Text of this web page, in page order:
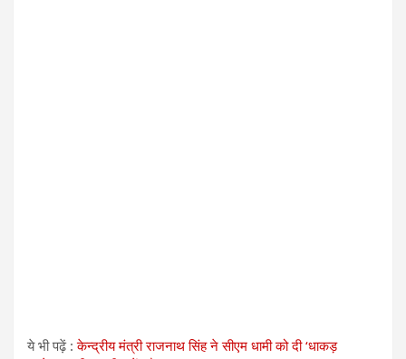
ये भी पढ़ें :केन्द्रीय मंत्री राजनाथ सिंह ने सीएम धामी को दी ‘धाकड़